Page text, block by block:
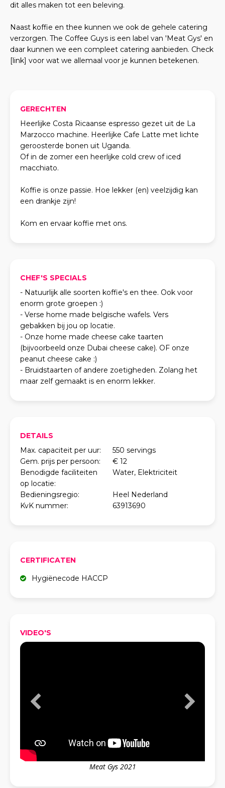
dit alles maken tot een beleving.
Naast koffie en thee kunnen we ook de gehele catering
verzorgen. The Coffee Guys is een label van 'Meat Gys' en
daar kunnen we een compleet catering aanbieden. Check
[link] voor wat we allemaal voor je kunnen betekenen.
GERECHTEN
Heerlijke Costa Ricaanse espresso gezet uit de La
Marzocco machine. Heerlijke Cafe Latte met lichte
geroosterde bonen uit Uganda.
Of in de zomer een heerlijke cold crew of iced
macchiato.
Koffie is onze passie. Hoe lekker (en) veelzijdig kan
een drankje zijn!
Kom en ervaar koffie met ons.
CHEF'S SPECIALS
- Natuurlijk alle soorten koffie's en thee. Ook voor
enorm grote groepen :)
- Verse home made belgische wafels. Vers
gebakken bij jou op locatie.
- Onze home made cheese cake taarten
(bijvoorbeeld onze Dubai cheese cake). OF onze
peanut cheese cake :)
- Bruidstaarten of andere zoetigheden. Zolang het
maar zelf gemaakt is en enorm lekker.
DETAILS
Max. capaciteit per uur:
550 servings
Gem. prijs per persoon:
€ 12
Benodigde faciliteiten
op locatie:
Water, Elektriciteit
Bedieningsregio:
Heel Nederland
KvK nummer:
63913690
CERTIFICATEN
Hygiënecode HACCP
VIDEO'S
Meat Gys 2021